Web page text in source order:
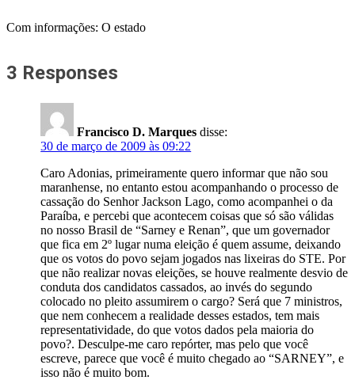
Com informações: O estado
3 Responses
Francisco D. Marques disse:
30 de março de 2009 às 09:22
Caro Adonias, primeiramente quero informar que não sou
maranhense, no entanto estou acompanhando o processo de
cassação do Senhor Jackson Lago, como acompanhei o da
Paraíba, e percebi que acontecem coisas que só são válidas
no nosso Brasil de “Sarney e Renan”, que um governador
que fica em 2º lugar numa eleição é quem assume, deixando
que os votos do povo sejam jogados nas lixeiras do STE. Por
que não realizar novas eleições, se houve realmente desvio de
conduta dos candidatos cassados, ao invés do segundo
colocado no pleito assumirem o cargo? Será que 7 ministros,
que nem conhecem a realidade desses estados, tem mais
representatividade, do que votos dados pela maioria do
povo?. Desculpe-me caro repórter, mas pelo que você
escreve, parece que você é muito chegado ao “SARNEY”, e
isso não é muito bom.